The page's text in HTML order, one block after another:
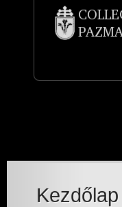
Kezdőlap